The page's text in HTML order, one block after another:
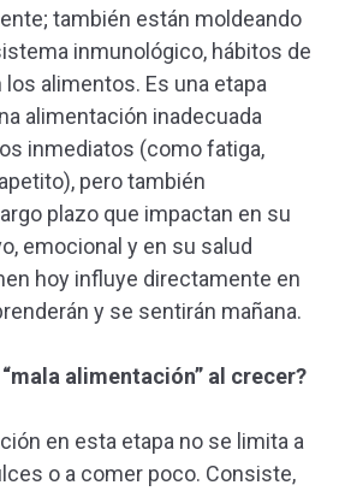
también están moldeando
inmunológico, hábitos de
alimentos. Es una etapa
alimentación inadecuada
inmediatos (como fatiga,
pero también
plazo que impactan en su
emocional y en su salud
hoy influye directamente en
y se sentirán mañana.
alimentación” al crecer?
en esta etapa no se limita a
o a comer poco. Consiste,